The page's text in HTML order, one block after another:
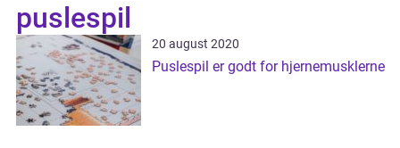
puslespil
20 august 2020
Puslespil er godt for hjernemusklerne